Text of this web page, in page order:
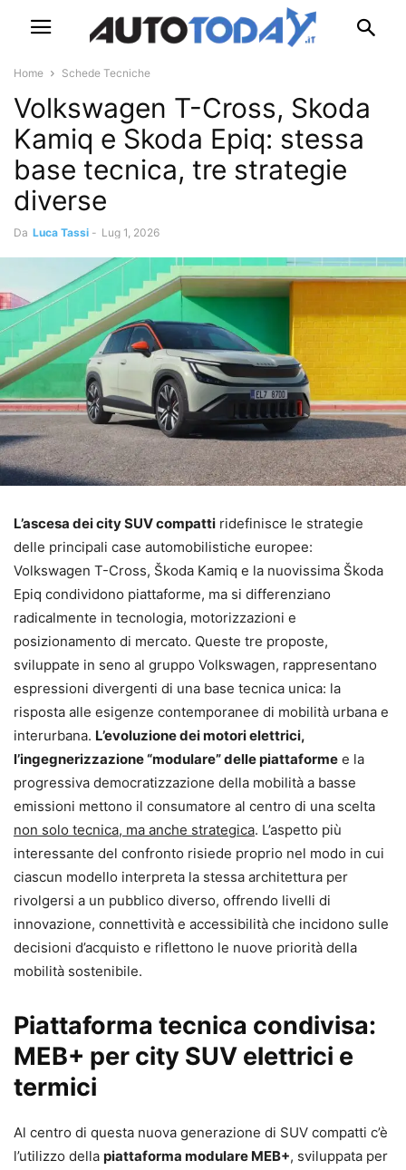
Home Schede Tecniche
Volkswagen T-Cross, Skoda
Kamiq e Skoda Epiq: stessa
base tecnica, tre strategie
diverse
Da Luca Tassi - Lug 1, 2026
L’ascesa dei city SUV compatti ridefinisce le strategie
delle principali case automobilistiche europee:
Volkswagen T-Cross, Škoda Kamiq e la nuovissima Škoda
Epiq condividono piattaforme, ma si differenziano
radicalmente in tecnologia, motorizzazioni e
posizionamento di mercato. Queste tre proposte,
sviluppate in seno al gruppo Volkswagen, rappresentano
espressioni divergenti di una base tecnica unica: la
risposta alle esigenze contemporanee di mobilità urbana e
interurbana. L’evoluzione dei motori elettrici,
l’ingegnerizzazione “modulare” delle piattaforme e la
progressiva democratizzazione della mobilità a basse
emissioni mettono il consumatore al centro di una scelta
non solo tecnica, ma anche strategica. L’aspetto più
interessante del confronto risiede proprio nel modo in cui
ciascun modello interpreta la stessa architettura per
rivolgersi a un pubblico diverso, offrendo livelli di
innovazione, connettività e accessibilità che incidono sulle
decisioni d’acquisto e riflettono le nuove priorità della
mobilità sostenibile.
Piattaforma tecnica condivisa:
MEB+ per city SUV elettrici e
termici
Al centro di questa nuova generazione di SUV compatti c’è
l’utilizzo della piattaforma modulare MEB+, sviluppata per